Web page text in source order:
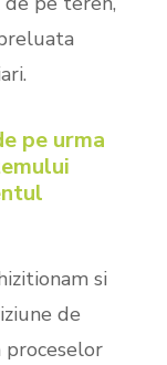
pe urma
si
de